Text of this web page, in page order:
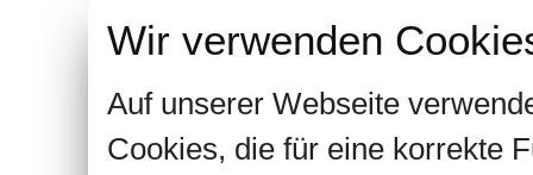
Wir verwenden
Auf unserer Webseite
Cookies, die für eine korrekte